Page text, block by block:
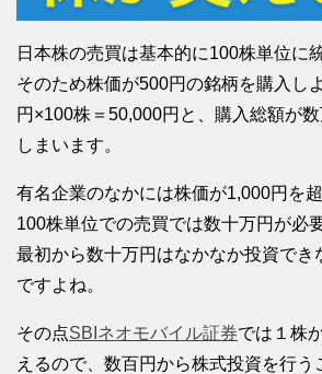
日本株の売買は基本的に100株単位に
そのため株価が500円の銘柄を購入し
円×100株＝50,000円と、購入総額が
しまいます。
有名企業のなかには株価が1,000円を
100株単位での売買では数十万円が必
最初から数十万円はなかなか投資でき
ですよね。
その点SBIネオモバイル証券では１株
えるので、数百円から株式投資を行う